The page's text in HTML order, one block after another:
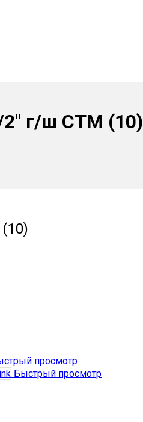
г/ш СТМ (10)
просмотр
Быстрый просмотр